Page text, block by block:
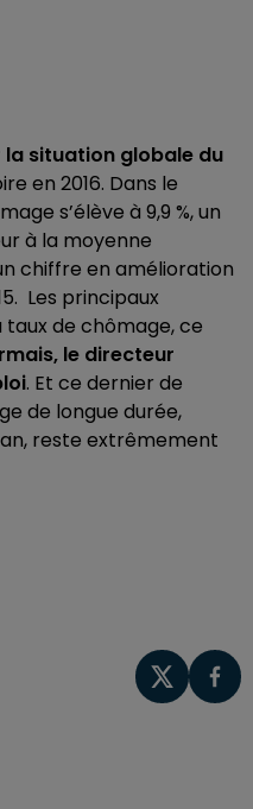
situation globale du
en 2016. Dans le
s’élève à 9,9 %, un
à la moyenne
chiffre en amélioration
Les principaux
de chômage, ce
le directeur
. Et ce dernier de
de longue durée,
reste extrêmement